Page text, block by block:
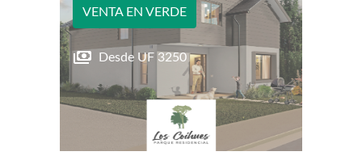
VENTA EN VERDE
Desde UF 3250